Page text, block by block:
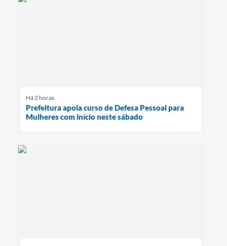
Há 2 horas
Prefeitura apoia curso de Defesa Pessoal para
Mulheres com início neste sábado